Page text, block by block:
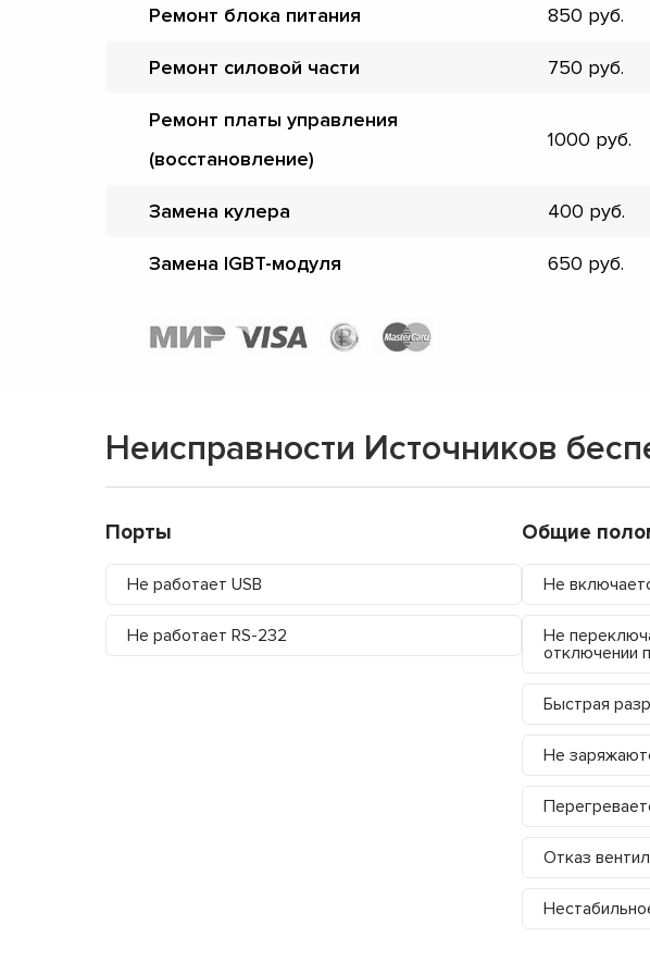
Ремонт блока питания 850
Ремонт силовой части 750
Ремонт платы управления
(восстановление)
1000
Замена кулера 400
Замена IGBT-модуля 650
Неисправности Источников
Порты
Не работает USB
Не работает RS-232
Общие
Не
Не
отключении
Быстрая
Не
Отказ